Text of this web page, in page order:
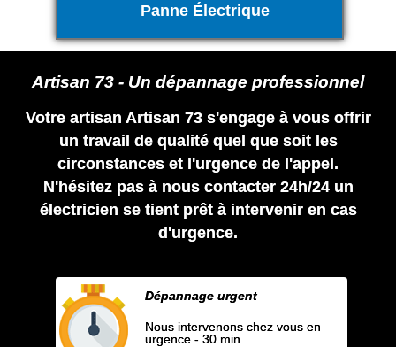
Panne Électrique
Artisan 73 - Un dépannage professionnel
Votre artisan Artisan 73 s'engage à vous offrir
un travail de qualité quel que soit les
circonstances et l'urgence de l'appel.
N'hésitez pas à nous contacter 24h/24 un
électricien se tient prêt à intervenir en cas
d'urgence.
Dépannage urgent
Nous intervenons chez vous en
urgence - 30 min